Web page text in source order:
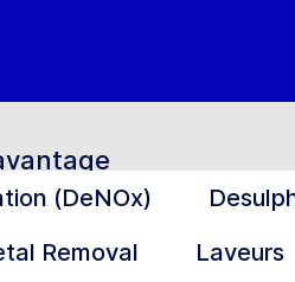
(DeNOx)
Removal
Laveurs